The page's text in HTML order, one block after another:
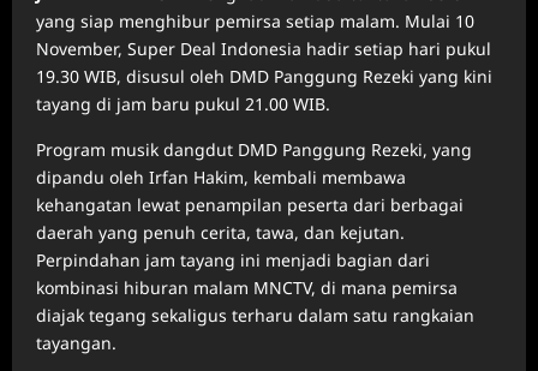
yang siap menghibur pemirsa setiap malam. Mulai 10
November, Super Deal Indonesia hadir setiap hari pukul
19.30 WIB, disusul oleh DMD Panggung Rezeki yang kini
tayang di jam baru pukul 21.00 WIB.
Program musik dangdut DMD Panggung Rezeki, yang
dipandu oleh Irfan Hakim, kembali membawa
kehangatan lewat penampilan peserta dari berbagai
daerah yang penuh cerita, tawa, dan kejutan.
Perpindahan jam tayang ini menjadi bagian dari
kombinasi hiburan malam MNCTV, di mana pemirsa
diajak tegang sekaligus terharu dalam satu rangkaian
tayangan.